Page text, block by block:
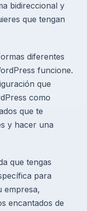
bidireccional y
que tengan
diferentes
funcione.
que
como
que te
y hacer una
que tengas
para
empresa,
encantados de